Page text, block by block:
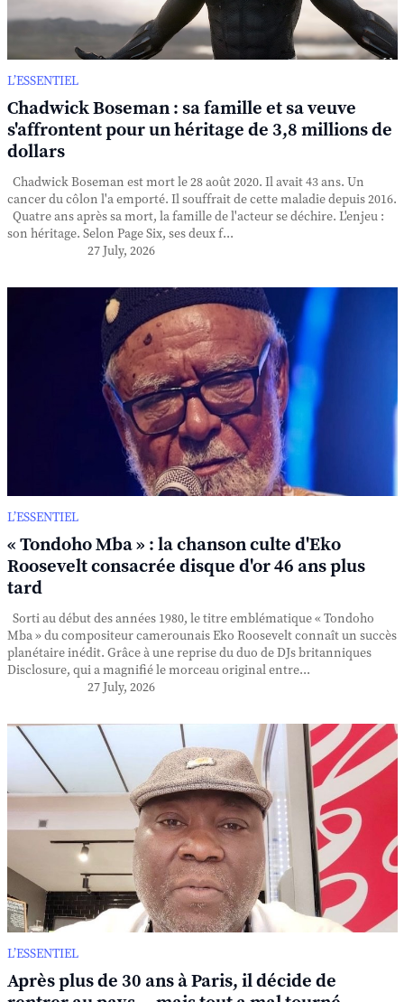
L’ESSENTIEL
Chadwick Boseman : sa famille et sa veuve
s'affrontent pour un héritage de 3,8 millions de
dollars
Chadwick Boseman est mort le 28 août 2020. Il avait 43 ans. Un
cancer du côlon l'a emporté. Il souffrait de cette maladie depuis 2016.
Quatre ans après sa mort, la famille de l'acteur se déchire. L'enjeu :
son héritage. Selon Page Six, ses deux f...
27 July, 2026
L’ESSENTIEL
« Tondoho Mba » : la chanson culte d'Eko
Roosevelt consacrée disque d'or 46 ans plus
tard
Sorti au début des années 1980, le titre emblématique « Tondoho
Mba » du compositeur camerounais Eko Roosevelt connaît un succès
planétaire inédit. Grâce à une reprise du duo de DJs britanniques
Disclosure, qui a magnifié le morceau original entre...
27 July, 2026
L’ESSENTIEL
Après plus de 30 ans à Paris, il décide de